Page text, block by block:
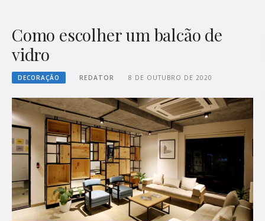
Como escolher um balcão de
vidro
DECORAÇÃO REDATOR 8 DE OUTUBRO DE 2020